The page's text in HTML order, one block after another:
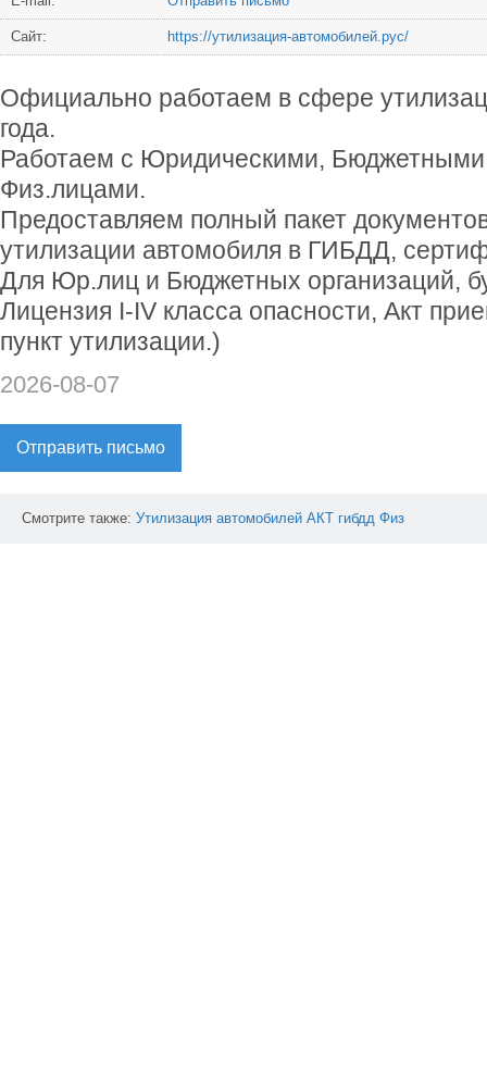
Сайт: https://утилизация-автомобилей.рус/
Официально работаем в сфере
года.
Работаем с Юридическими, Бюджетными
Физ.лицами.
Предоставляем полный пакет
утилизации автомобиля в ГИБДД,
Для Юр.лиц и Бюджетных организаций,
Лицензия I-IV класса опасности, Акт
пункт утилизации.)
2026-08-07
Отправить письмо
Смотрите также: Утилизация автомобилей АКТ гибдд Физ